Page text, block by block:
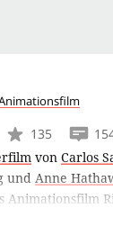
135
von Carlos
und Anne
Animationsfilm